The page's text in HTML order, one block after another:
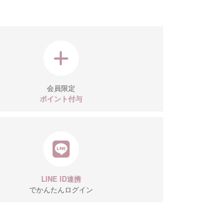
会員限定
ポイント付与
LINE ID連携
でかんたんログイン